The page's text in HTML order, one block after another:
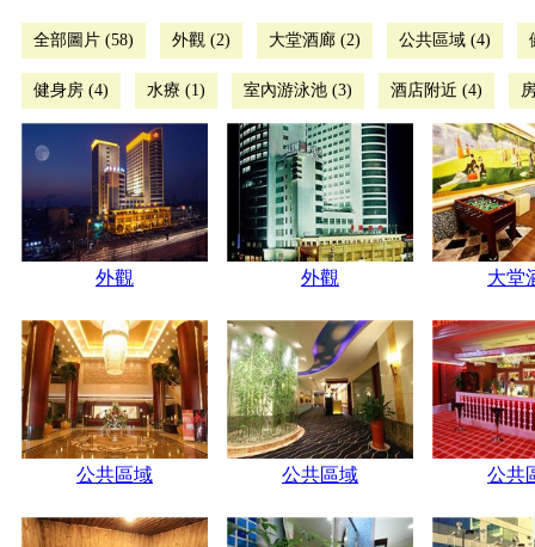
全部圖片 (58) 外觀 (2) 大堂酒廊 (2) 公共區域 (4)
健身房 (4) 水療 (1) 室內游泳池 (3) 酒店附近 (4)
外觀 外觀 大堂
公共區域 公共區域 公共